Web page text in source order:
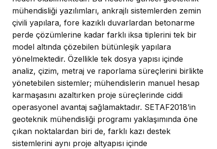
mühendisliği yazılımları, ankrajlı sistemlerden zemin
çivili yapılara, fore kazıklı duvarlardan betonarme
perde çözümlerine kadar farklı iksa tiplerini tek bir
model altında çözebilen bütünleşik yapılara
yönelmektedir. Özellikle tek dosya yapısı içinde
analiz, çizim, metraj ve raporlama süreçlerini birlikte
yönetebilen sistemler; mühendislerin manuel hesap
karmaşasını azaltırken proje süreçlerinde ciddi
operasyonel avantaj sağlamaktadır. SETAF2018’in
geoteknik mühendisliği programı yaklaşımında öne
çıkan noktalardan biri de, farklı kazı destek
sistemlerini aynı proje altyapısı içinde